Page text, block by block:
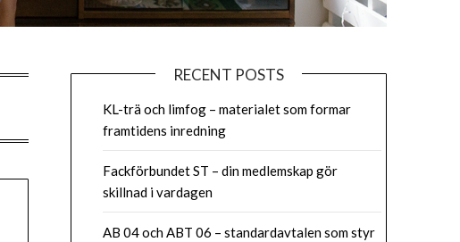
RECENT POSTS
KL-trä och limfog – materialet som formar
framtidens inredning
Fackförbundet ST – din medlemskap gör
skillnad i vardagen
AB 04 och ABT 06 – standardavtalen som styr